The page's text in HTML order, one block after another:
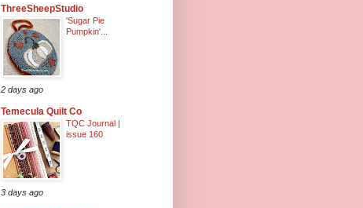
ThreeSheepStudio
'Sugar Pie
Pumpkin'...
2 days ago
Temecula Quilt Co
TQC Journal |
issue 160
3 days ago